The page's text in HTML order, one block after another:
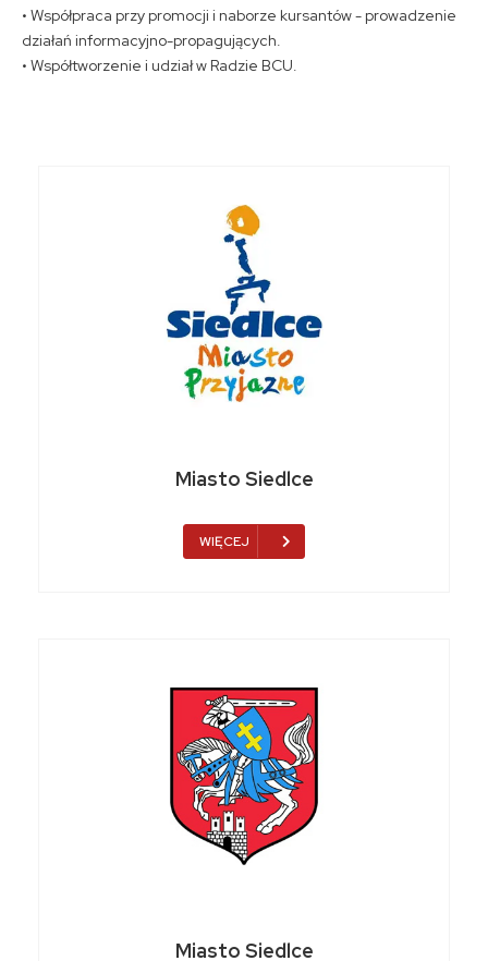
• Współpraca przy promocji i naborze kursantów - prowadzenie
działań informacyjno-propagujących.
• Współtworzenie i udział w Radzie BCU.
Miasto Siedlce
WIĘCEJ
Miasto Siedlce